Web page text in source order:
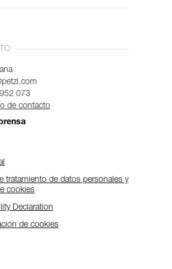
073
de contacto
tratamiento de datos personales y
cookies
Declaration
de cookies